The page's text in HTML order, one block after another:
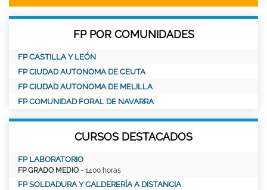
FP POR COMUNIDADES
FP CASTILLA Y LEÓN
FP CIUDAD AUTONOMA DE CEUTA
FP CIUDAD AUTONOMA DE MELILLA
FP COMUNIDAD FORAL DE NAVARRA
CURSOS DESTACADOS
FP LABORATORIO
FP GRADO MEDIO - 1400 horas
FP SOLDADURA Y CALDERERÍA A DISTANCIA